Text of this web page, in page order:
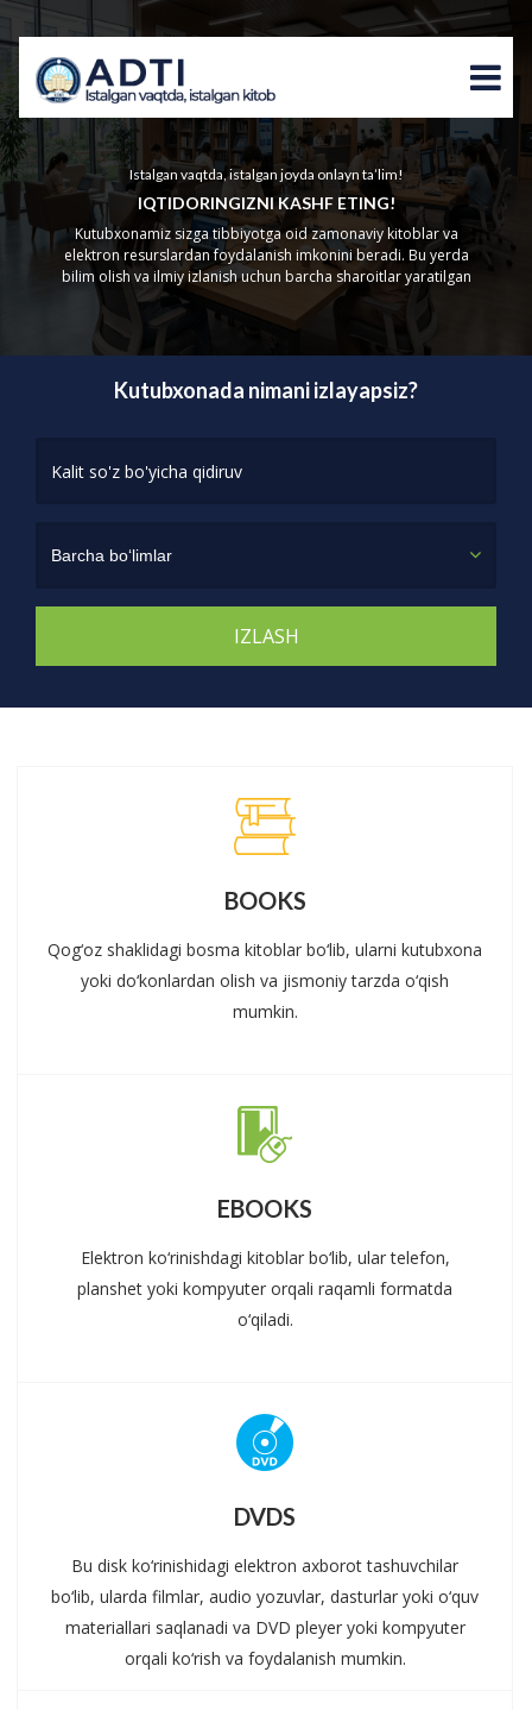
Istalgan vaqtda, istalgan joyda onlayn ta’lim!
IQTIDORINGIZNI KASHF ETING!
Kutubxonamiz sizga tibbiyotga oid zamonaviy kitoblar va
elektron resurslardan foydalanish imkonini beradi. Bu yerda
bilim olish va ilmiy izlanish uchun barcha sharoitlar yaratilgan
Kutubxonada nimani izlayapsiz?
Barcha bo‘limlar
BOOKS
Qog‘oz shaklidagi bosma kitoblar bo‘lib, ularni kutubxona
yoki do‘konlardan olish va jismoniy tarzda o‘qish
mumkin.
EBOOKS
Elektron ko‘rinishdagi kitoblar bo‘lib, ular telefon,
planshet yoki kompyuter orqali raqamli formatda
o‘qiladi.
DVDS
Bu disk ko‘rinishidagi elektron axborot tashuvchilar
bo‘lib, ularda filmlar, audio yozuvlar, dasturlar yoki o‘quv
materiallari saqlanadi va DVD pleyer yoki kompyuter
orqali ko‘rish va foydalanish mumkin.